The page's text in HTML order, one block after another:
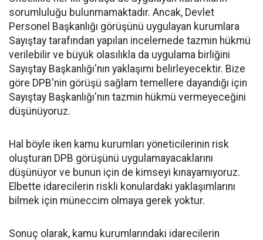
sorumluluğu bulunmamaktadır. Ancak, Devlet
Personel Başkanlığı görüşünü uygulayan kurumlara
Sayıştay tarafından yapılan incelemede tazmin hükmü
verilebilir ve büyük olasılıkla da uygulama birliğini
Sayıştay Başkanlığı'nın yaklaşımı belirleyecektir. Bize
göre DPB'nin görüşü sağlam temellere dayandığı için
Sayıştay Başkanlığı'nın tazmin hükmü vermeyeceğini
düşünüyoruz.
Hal böyle iken kamu kurumları yöneticilerinin risk
oluşturan DPB görüşünü uygulamayacaklarını
düşünüyor ve bunun için de kimseyi kınayamıyoruz.
Elbette idarecilerin riskli konulardaki yaklaşımlarını
bilmek için müneccim olmaya gerek yoktur.
Sonuç olarak, kamu kurumlarındaki idarecilerin